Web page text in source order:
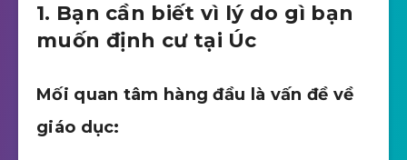
1. Bạn cần biết vì lý do gì bạn
muốn định cư tại Úc
Mối quan tâm hàng đầu là vấn đề về
giáo dục: